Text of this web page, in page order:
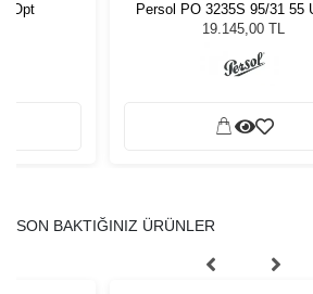
Opt
Persol PO 3235S 95/31 55
Güneş Gözlüğü
19.145,00 TL
SON BAKTIĞINIZ ÜRÜNLER